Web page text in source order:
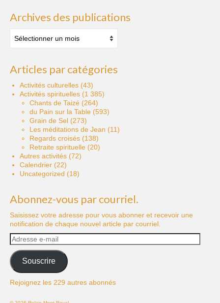
Archives des publications
des
publications
Articles par catégories
Activités culturelles (43)
Activités spirituelles (1 385)
Chants de Taizé (264)
du Pain sur la Table (593)
Grain de Sel (273)
Les méditations de Jean (11)
Regards croisés (138)
Retraite spirituelle (20)
Autres activités (72)
Calendrier (22)
Uncategorized (18)
Abonnez-vous par courriel.
Saisissez votre adresse pour vous abonner et recevoir une
notification de chaque nouvel article par courriel.
Adresse
e-
mail
Souscrire
Rejoignez les 229 autres abonnés